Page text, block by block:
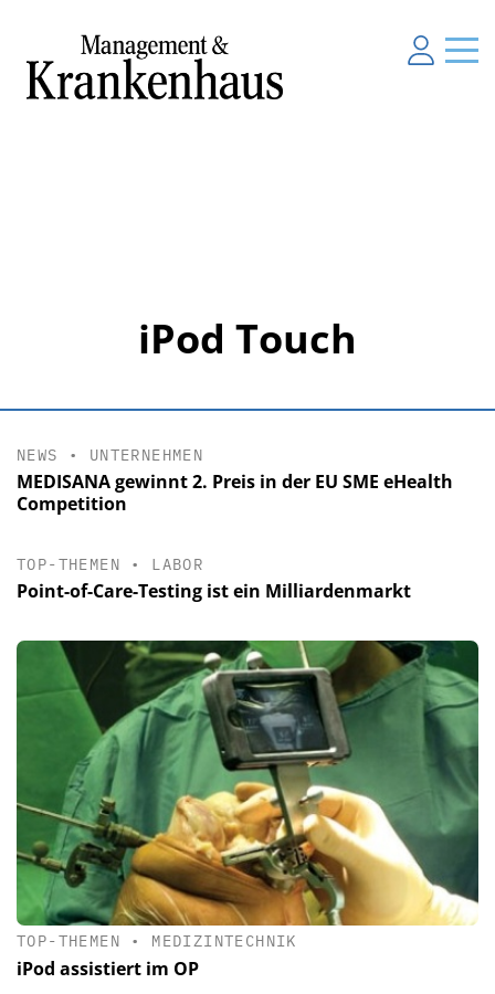
iPod Touch
NEWS • UNTERNEHMEN
MEDISANA gewinnt 2. Preis in der EU SME eHealth
Competition
TOP-THEMEN • LABOR
Point-of-Care-Testing ist ein Milliardenmarkt
TOP-THEMEN • MEDIZINTECHNIK
iPod assistiert im OP